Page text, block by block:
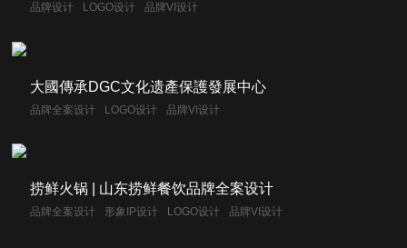
品牌设计 LOGO设计 品牌VI设计
大國傳承DGC文化遗產保護發展中心
品牌全案设计 LOGO设计 品牌VI设计
捞鲜火锅 | 山东捞鲜餐饮品牌全案设计
品牌全案设计 形象IP设计 LOGO设计 品牌VI设计